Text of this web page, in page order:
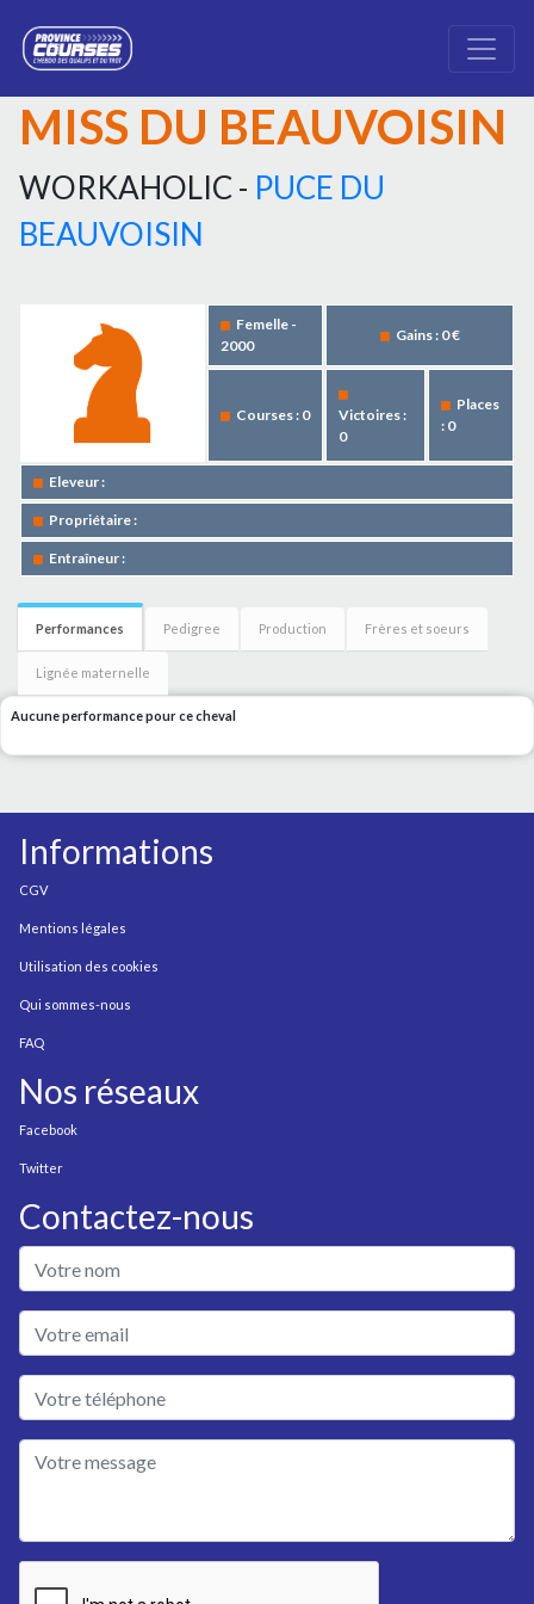
MISS DU BEAUVOISIN
WORKAHOLIC - PUCE DU
BEAUVOISIN
Femelle -
2000
Gains : 0 €
Courses : 0
Victoires :
0
Places
: 0
Eleveur :
Propriétaire :
Entraîneur :
Performances Pedigree Production Frères et soeurs
Lignée maternelle
Aucune performance pour ce cheval
Informations
CGV
Mentions légales
Utilisation des cookies
Qui sommes-nous
FAQ
Nos réseaux
Facebook
Twitter
Contactez-nous